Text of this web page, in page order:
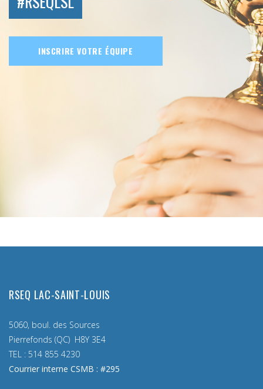
INSCRIRE VOTRE ÉQUIPE
RSEQ LAC-SAINT-LOUIS
5060, boul. des Sources
Pierrefonds (QC) H8Y 3E4
TEL : 514 855 4230
Courrier interne CSMB : #295